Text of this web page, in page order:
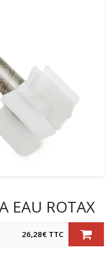
EAU ROTAX
26,28€ TTC